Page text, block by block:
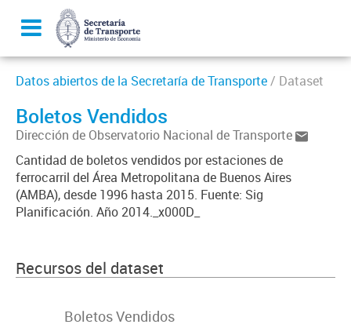
Datos abiertos de la Secretaría de Transporte/ Dataset
Boletos Vendidos
Dirección de Observatorio Nacional de Transporte
Cantidad de boletos vendidos por estaciones de
ferrocarril del Área Metropolitana de Buenos Aires
(AMBA), desde 1996 hasta 2015. Fuente: Sig
Planificación. Año 2014._x000D_
Recursos del dataset
Boletos Vendidos